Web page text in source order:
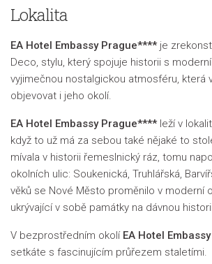
Lokalita
EA Hotel Embassy Prague**** je
Deco, stylu, který spojuje historii s
vyjimečnou nostalgickou atmosféru, která
objevovat i jeho okolí.
EA Hotel Embassy Prague**** leží v
když to už má za sebou také nějaké to
mívala v historii řemeslnický ráz, tomu
okolních ulic: Soukenická, Truhlářská,
věků se Nové Město proměnilo v moderní
ukrývající v sobě památky na dávnou
V bezprostředním okolí EA Hotel
setkáte s fascinujícím průřezem staletími.